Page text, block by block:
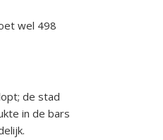
wel 498
de stad
in de bars